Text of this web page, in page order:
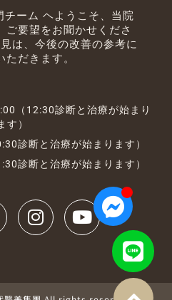
チーム ヘようこそ、当院
ご要望をお聞かせくださ
は、今後の改善の参考に
ただきます。
（12:30診断と治療が始まり
す）
診断と治療が始まります）
診断と治療が始まります）